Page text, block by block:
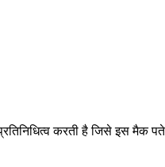
करती है जिसे इस मैक